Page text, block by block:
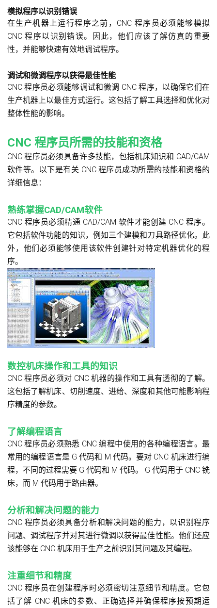
模拟程序以识别错误
在生产机器上运行程序之前，CNC 程序员必须能够模拟
CNC 程序以识别错误。因此，他们应该了解仿真的重要
性，并能够快速有效地调试程序。
调试和微调程序以获得最佳性能
CNC 程序员必须能够调试和微调 CNC 程序，以确保它们在
生产机器上以最佳方式运行。这包括了解工具选择和优化对
整体性能的影响。
CNC 程序员所需的技能和资格
CNC 程序员必须具备许多技能，包括机床知识和 CAD/CAM
软件等。以下是有关 CNC 程序员成功所需的技能和资格的
详细信息：
熟练掌握CAD/CAM软件
CNC 程序员必须精通 CAD/CAM 软件才能创建 CNC 程序。
它包括软件功能的知识，例如三个建模和刀具路径优化。此
外，他们必须能够使用该软件创建针对特定机器优化的程
序。
数控机床操作和工具的知识
CNC 程序员必须对 CNC 机器的操作和工具有透彻的了解。
这包括了解机床、切削速度、进给、深度和其他可能影响程
序精度的参数。
了解编程语言
CNC 程序员必须熟悉 CNC 编程中使用的各种编程语言。最
常用的编程语言是 G 代码和 M 代码。要对 CNC 机床进行编
程，不同的过程需要 G 代码和 M 代码。 G 代码用于 CNC 铣
床，而 M 代码用于路由器。
分析和解决问题的能力
CNC 程序员必须具备分析和解决问题的能力，以识别程序
问题、调试程序并对其进行微调以获得最佳性能。他们还应
该能够在 CNC 机床用于生产之前识别其问题及其编程。
注重细节和精度
CNC 程序员在创建程序时必须密切注意细节和精度。它包
括了解 CNC 机床的参数、正确选择并确保程序按预期运